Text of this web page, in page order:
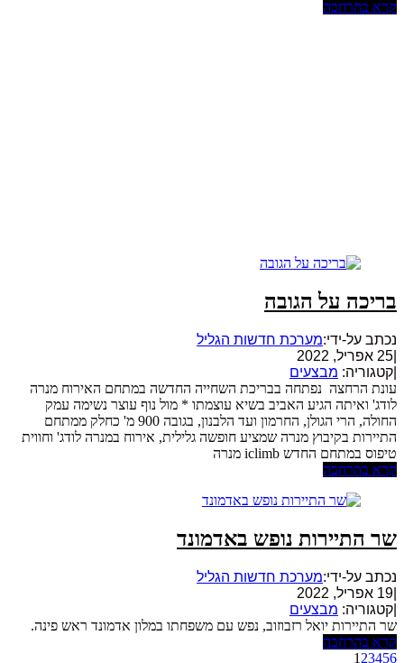
קרא בהרחבה
בריכה על הגובה
נכתב על-ידי:מערכת חדשות הגליל
25 אפריל, 2022
קטגוריה: מבצעים
עונת הרחצה נפתחה בבריכת השחייה החדשה במתחם האירוח מנרה
לודג' ואיתה הגיע האביב בשיא עוצמתו * מול נוף עוצר נשימה עמק
החולה, הרי הגולן, החרמון ועד הלבנון, בגובה 900 מ' כחלק ממתחם
התיירות בקיבוץ מנרה שמציע חופשה גלילית, אירוח במנרה לודג' וחווית
טיפוס במתחם החדש iclimb מנרה
קרא בהרחבה
שר התיירות נופש באדמונד
נכתב על-ידי:מערכת חדשות הגליל
19 אפריל, 2022
קטגוריה: מבצעים
שר התיירות יואל רזבוזוב, נפש עם משפחתו במלון אדמונד ראש פינה.
קרא בהרחבה
1 23456